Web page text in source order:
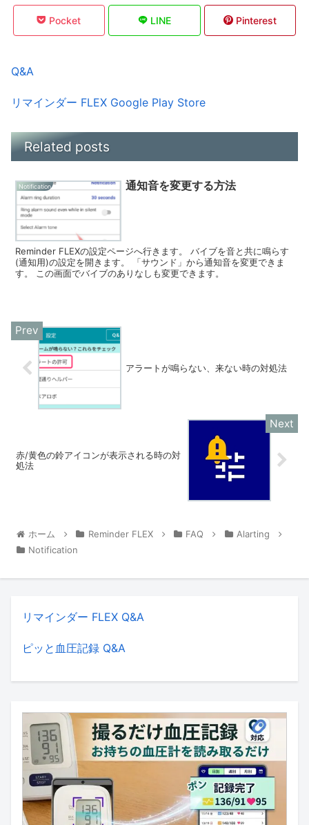
Pocket LINE Pinterest
Q&A
リマインダー FLEX Google Play Store
Related posts
Notification 通知音を変更する方法
Reminder FLEXの設定ページへ行きます。 バイブを音と共に鳴らす
(通知用)の設定を開きます。 「サウンド」から通知音を変更できま
す。 この画面でバイブのありなしも変更できます。
アラートが鳴らない、来ない時の対処法
赤/黄色の鈴アイコンが表示される時の対
処法
ホーム Reminder FLEX FAQ
Alarting
Notification
リマインダー FLEX Q&A
ピッと血圧記録 Q&A